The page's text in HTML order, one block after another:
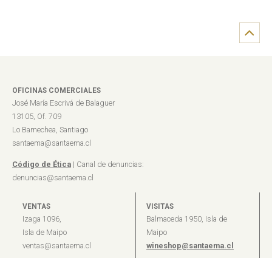
OFICINAS COMERCIALES
José María Escrivá de Balaguer
13105, Of. 709
Lo Barnechea, Santiago
santaema@santaema.cl
Código de Ética | Canal de denuncias:
denuncias@santaema.cl
VENTAS
Izaga 1096,
Isla de Maipo
ventas@santaema.cl
VISITAS
Balmaceda 1950, Isla de
Maipo
wineshop@santaema.cl